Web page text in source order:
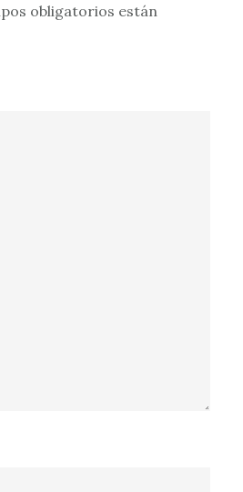
obligatorios están